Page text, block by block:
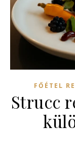
FŐÉTEL
Strucc